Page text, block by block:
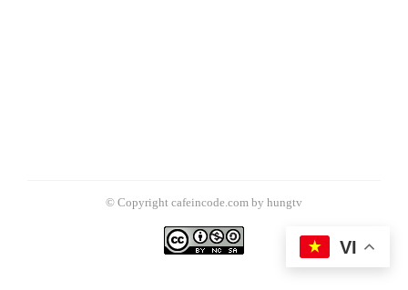
© Copyright cafeincode.com by hungtv
VI